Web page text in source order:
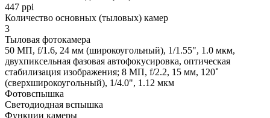
447 ppi
Количество основных (тыловых) камер
3
Тыловая фотокамера
50 МП, f/1.6, 24 мм (широкоугольный), 1/1.55", 1.0 мкм,
двухпиксельная фазовая автофокусировка, оптическая
стабилизация изображения; 8 МП, f/2.2, 15 мм, 120˚
(сверхширокоугольный), 1/4.0", 1.12 мкм
Фотовспышка
Светодиодная вспышка
Функции камеры